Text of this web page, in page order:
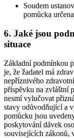
Soudem
pomůcka
6. Jaké jsou
situace
Základní podmínkou
je, že žadatel má
nepříznivého
příspěvku na zvláštní
nesmí vylučovat
stavy odůvodňující a
pomůcku jsou
poskytování dávek
souvisejících zákonů,